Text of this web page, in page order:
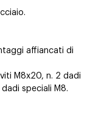
affiancati di
M8x20, n. 2 dadi
speciali M8.